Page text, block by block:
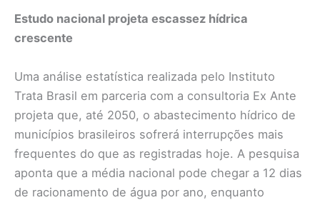
Estudo nacional projeta escassez hídrica
crescente
Uma análise estatística realizada pelo Instituto
Trata Brasil em parceria com a consultoria Ex Ante
projeta que, até 2050, o abastecimento hídrico de
municípios brasileiros sofrerá interrupções mais
frequentes do que as registradas hoje. A pesquisa
aponta que a média nacional pode chegar a 12 dias
de racionamento de água por ano, enquanto